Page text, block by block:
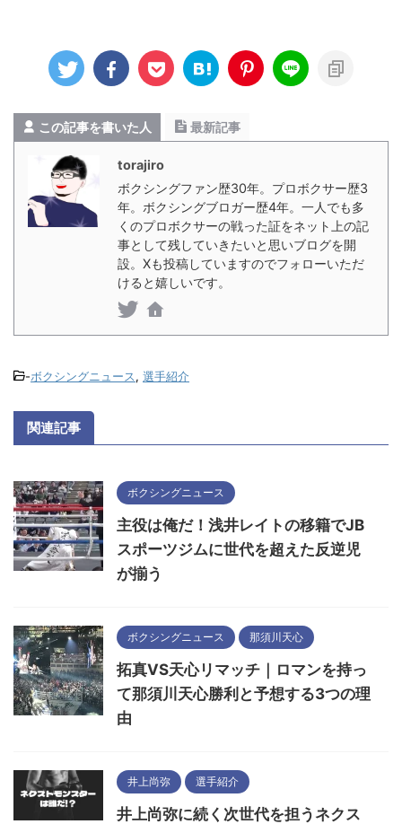
この記事を書いた人 最新記事
torajiro
ボクシングファン歴30年。プロボクサー歴3
年。ボクシングブロガー歴4年。一人でも多
くのプロボクサーの戦った証をネット上の記
事として残していきたいと思いブログを開
設。Xも投稿していますのでフォローいただ
けると嬉しいです。
-ボクシングニュース, 選手紹介
関連記事
ボクシングニュース
主役は俺だ！浅井レイトの移籍でJB
スポーツジムに世代を超えた反逆児
が揃う
ボクシングニュース 那須川天心
拓真VS天心リマッチ｜ロマンを持っ
て那須川天心勝利と予想する3つの理
由
井上尚弥 選手紹介
井上尚弥に続く次世代を担うネクス